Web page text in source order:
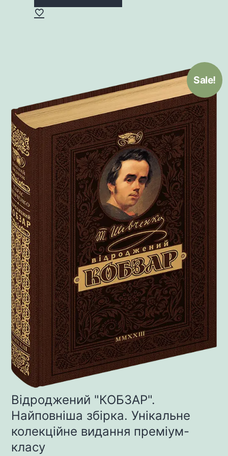
Sale!
Відроджений "КОБЗАР".
Найповніша збірка. Унікальне
колекційне видання преміум-
класу